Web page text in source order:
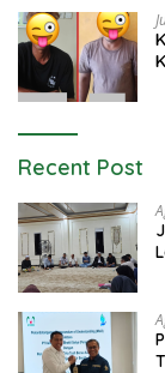
Recent Post